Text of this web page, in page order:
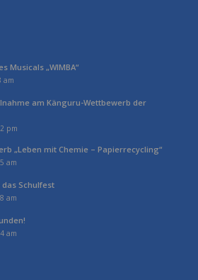
Musicals „WIMBA“
am
am Känguru-Wettbewerb der
pm
„Leben mit Chemie – Papierrecycling“
am
das Schulfest
am
am